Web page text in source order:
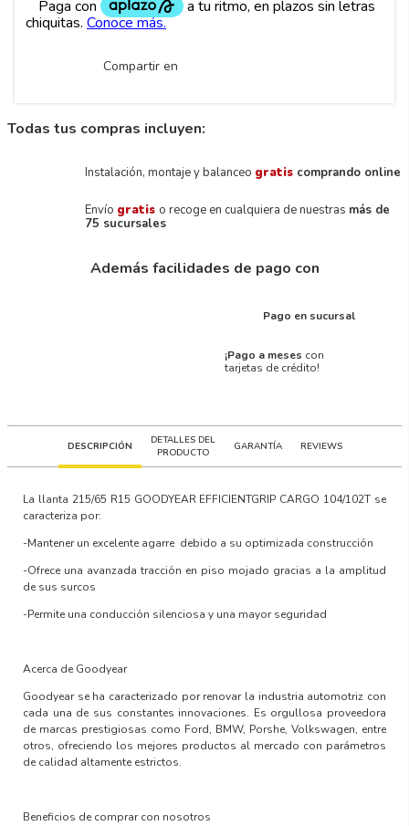
Compartir en
Todas tus compras incluyen:
Instalación, montaje y balanceo gratis comprando online
Envío gratis o recoge en cualquiera de nuestras más de
75 sucursales
Además facilidades de pago con
Pago en sucursal
¡Pago a meses con
tarjetas de crédito!
DESCRIPCIÓN
DETALLES DEL
PRODUCTO
GARANTÍA REVIEWS
La llanta 215/65 R15 GOODYEAR EFFICIENTGRIP CARGO 104/102T se
caracteriza por:
-Mantener un excelente agarre debido a su optimizada construcción
-Ofrece una avanzada tracción en piso mojado gracias a la amplitud
de sus surcos
-Permite una conducción silenciosa y una mayor seguridad
Acerca de Goodyear
Goodyear se ha caracterizado por renovar la industria automotriz con
cada una de sus constantes innovaciones. Es orgullosa proveedora
de marcas prestigiosas como Ford, BMW, Porshe, Volkswagen, entre
otros, ofreciendo los mejores productos al mercado con parámetros
de calidad altamente estrictos.
Beneficios de comprar con nosotros